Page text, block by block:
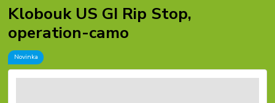
Klobouk US GI Rip Stop,
operation-camo
Novinka